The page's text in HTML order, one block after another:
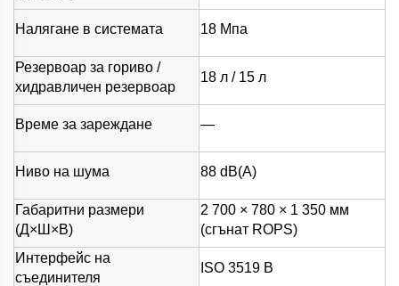
Налягане в системата 18 Мпа
Резервоар за гориво /
хидравличен резервоар
18 л / 15 л
Време за зареждане —
Ниво на шума 88 dB(A)
Габаритни размери
(Д×Ш×В)
2 700 × 780 × 1 350 мм
(сгънат ROPS)
Интерфейс на
съединителя
ISO 3519 B